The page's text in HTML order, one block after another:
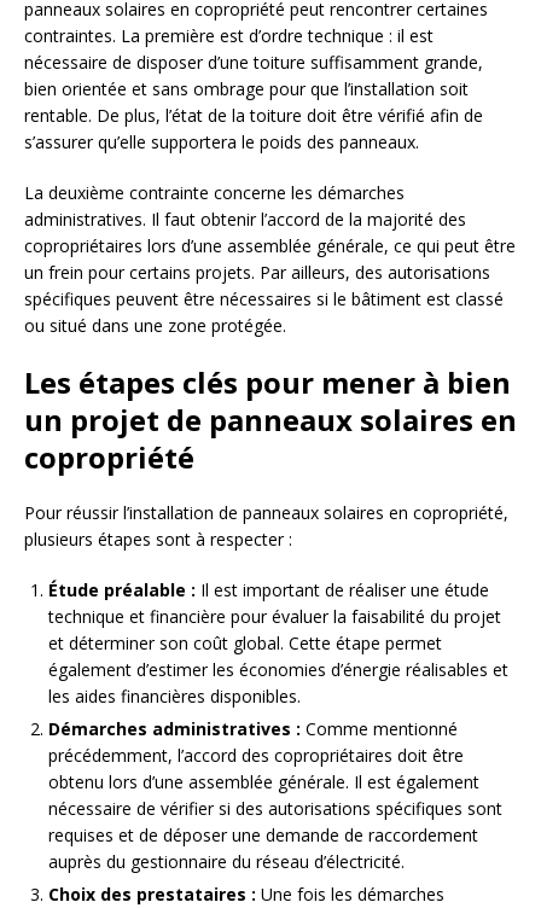
panneaux solaires en copropriété peut rencontrer certaines
contraintes. La première est d’ordre technique : il est
nécessaire de disposer d’une toiture suffisamment grande,
bien orientée et sans ombrage pour que l’installation soit
rentable. De plus, l’état de la toiture doit être vérifié afin de
s’assurer qu’elle supportera le poids des panneaux.
La deuxième contrainte concerne les démarches
administratives. Il faut obtenir l’accord de la majorité des
copropriétaires lors d’une assemblée générale, ce qui peut être
un frein pour certains projets. Par ailleurs, des autorisations
spécifiques peuvent être nécessaires si le bâtiment est classé
ou situé dans une zone protégée.
Les étapes clés pour mener à bien
un projet de panneaux solaires en
copropriété
Pour réussir l’installation de panneaux solaires en copropriété,
plusieurs étapes sont à respecter :
Étude préalable : Il est important de réaliser une étude
technique et financière pour évaluer la faisabilité du projet
et déterminer son coût global. Cette étape permet
également d’estimer les économies d’énergie réalisables et
les aides financières disponibles.
Démarches administratives : Comme mentionné
précédemment, l’accord des copropriétaires doit être
obtenu lors d’une assemblée générale. Il est également
nécessaire de vérifier si des autorisations spécifiques sont
requises et de déposer une demande de raccordement
auprès du gestionnaire du réseau d’électricité.
Choix des prestataires : Une fois les démarches